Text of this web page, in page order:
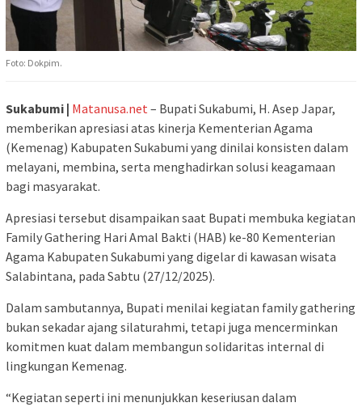
Foto: Dokpim.
Sukabumi | Matanusa.net – Bupati Sukabumi, H. Asep Japar,
memberikan apresiasi atas kinerja Kementerian Agama
(Kemenag) Kabupaten Sukabumi yang dinilai konsisten dalam
melayani, membina, serta menghadirkan solusi keagamaan
bagi masyarakat.
Apresiasi tersebut disampaikan saat Bupati membuka kegiatan
Family Gathering Hari Amal Bakti (HAB) ke-80 Kementerian
Agama Kabupaten Sukabumi yang digelar di kawasan wisata
Salabintana, pada Sabtu (27/12/2025).
Dalam sambutannya, Bupati menilai kegiatan family gathering
bukan sekadar ajang silaturahmi, tetapi juga mencerminkan
komitmen kuat dalam membangun solidaritas internal di
lingkungan Kemenag.
“Kegiatan seperti ini menunjukkan keseriusan dalam